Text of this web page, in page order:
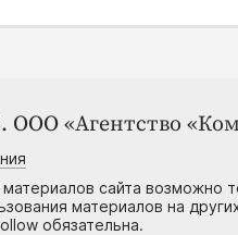
ООО «Агентство
сайта возможно
материалов на
обязательна.